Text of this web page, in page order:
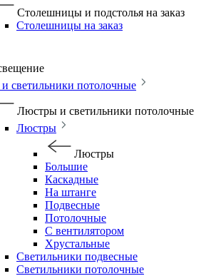
Столешницы и подстолья на заказ
Столешницы на заказ
светильники потолочные
Люстры и светильники потолочные
Люстры
Люстры
Большие
Каскадные
На штанге
Подвесные
Потолочные
С вентилятором
Хрустальные
Светильники подвесные
Светильники потолочные